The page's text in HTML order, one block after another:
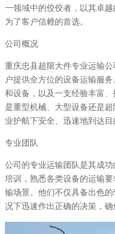
一领域中的佼佼者，以其卓
为了客户信赖的首选。
公司概况
重庆忠县超限大件专业运输
户提供全方位的设备运输服
和设备，以及一支经验丰富
是重型机械、大型设备还是
业护航下安全、迅速地到达目
专业团队
公司的专业运输团队是其成
培训，熟悉各类设备的运输
输场景。他们不仅具备出色
况下迅速作出正确的决策，确